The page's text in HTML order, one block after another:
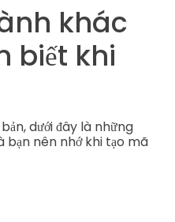
khác
biết khi
dưới đây là những
nên nhớ khi tạo mã